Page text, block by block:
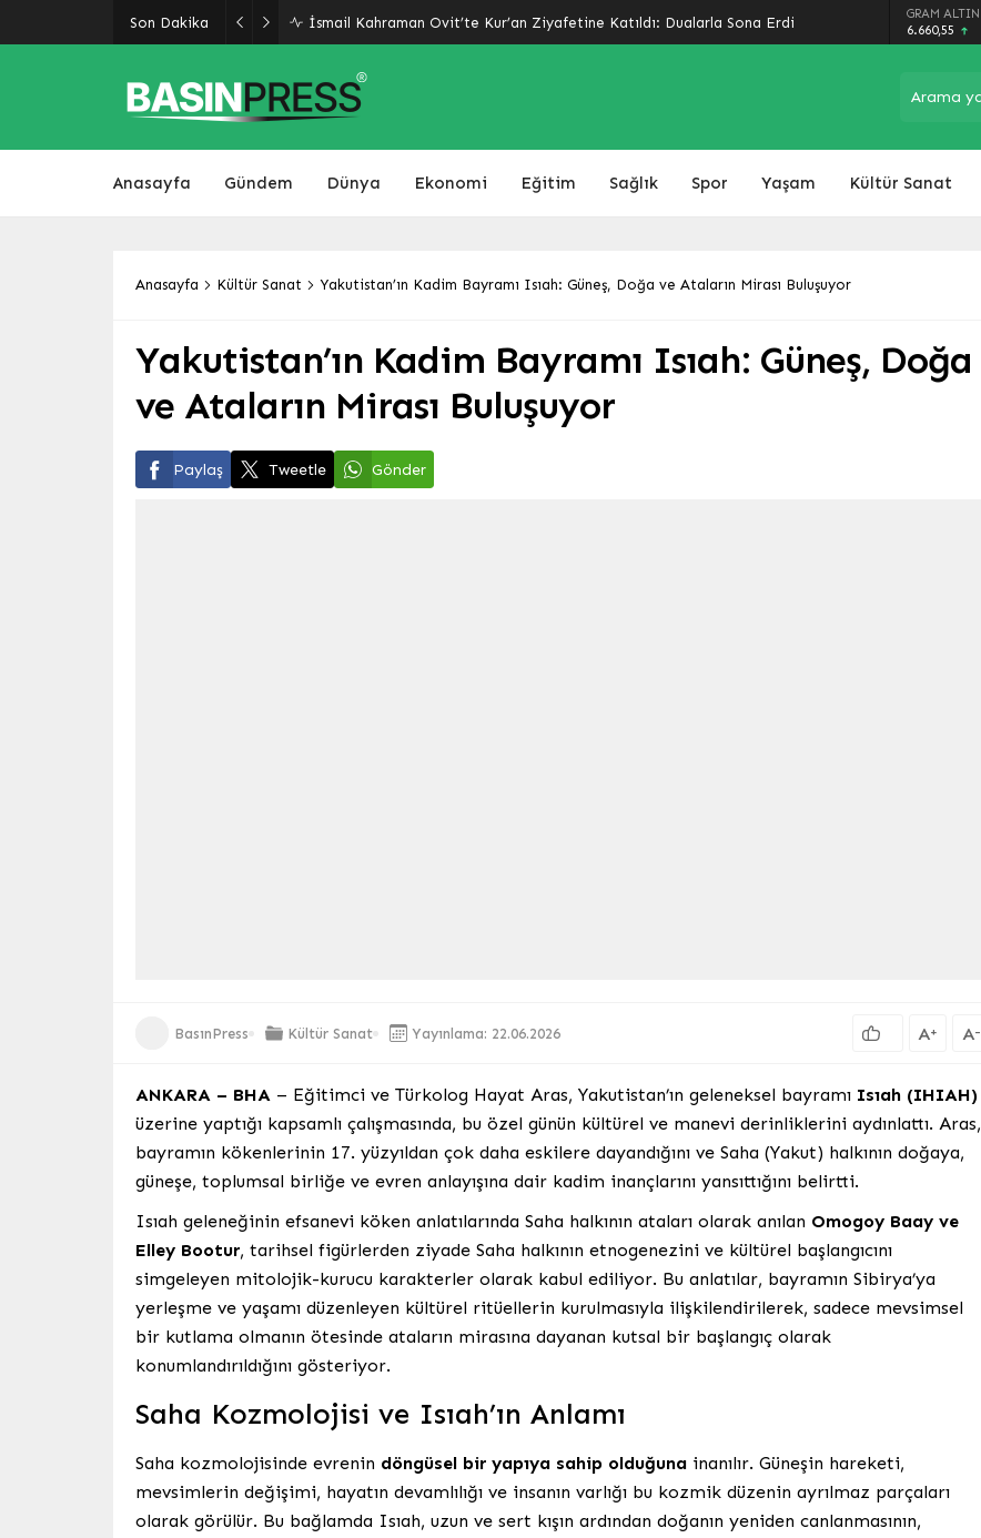
Son Dakika
Malatya’da Ulaşım Yatırımlarında Son Perde: Havalimanı Eylül’de, Çevre
Yolu Ekim’de Açılıyor
GRAM ALTIN
6.660,55
Anasayfa Gündem Dünya Ekonomi Eğitim Sağlık Spor Yaşam Kültür Sanat
Anasayfa Kültür Sanat Yakutistan’ın Kadim Bayramı Isıah: Güneş, Doğa ve Ataların Mirası Buluşuyor
Yakutistan’ın Kadim Bayramı Isıah: Güneş, Doğa
ve Ataların Mirası Buluşuyor
Paylaş Tweetle Gönder
BasınPress Kültür Sanat Yayınlama: 22.06.2026 A+ A-
ANKARA – BHA – Eğitimci ve Türkolog Hayat Aras, Yakutistan’ın geleneksel bayramı Isıah (IHIAH)
üzerine yaptığı kapsamlı çalışmasında, bu özel günün kültürel ve manevi derinliklerini aydınlattı. Aras,
bayramın kökenlerinin 17. yüzyıldan çok daha eskilere dayandığını ve Saha (Yakut) halkının doğaya,
güneşe, toplumsal birliğe ve evren anlayışına dair kadim inançlarını yansıttığını belirtti.
Isıah geleneğinin efsanevi köken anlatılarında Saha halkının ataları olarak anılan Omogoy Baay ve
Elley Bootur, tarihsel figürlerden ziyade Saha halkının etnogenezini ve kültürel başlangıcını
simgeleyen mitolojik-kurucu karakterler olarak kabul ediliyor. Bu anlatılar, bayramın Sibirya’ya
yerleşme ve yaşamı düzenleyen kültürel ritüellerin kurulmasıyla ilişkilendirilerek, sadece mevsimsel
bir kutlama olmanın ötesinde ataların mirasına dayanan kutsal bir başlangıç olarak
konumlandırıldığını gösteriyor.
Saha Kozmolojisi ve Isıah’ın Anlamı
Saha kozmolojisinde evrenin döngüsel bir yapıya sahip olduğuna inanılır. Güneşin hareketi,
mevsimlerin değişimi, hayatın devamlılığı ve insanın varlığı bu kozmik düzenin ayrılmaz parçaları
olarak görülür. Bu bağlamda Isıah, uzun ve sert kışın ardından doğanın yeniden canlanmasının,